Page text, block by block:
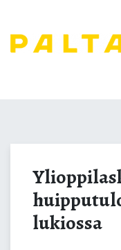
lukiossa
lukiossa